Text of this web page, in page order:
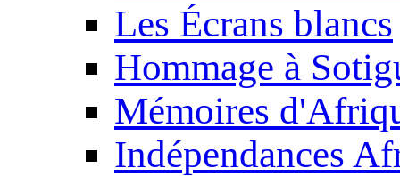
Les Écrans blancs
Hommage à
Mémoires
Indépendances